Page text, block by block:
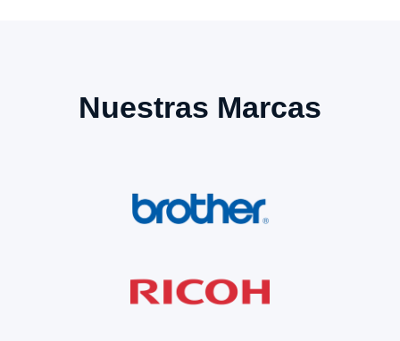
Nuestras Marcas